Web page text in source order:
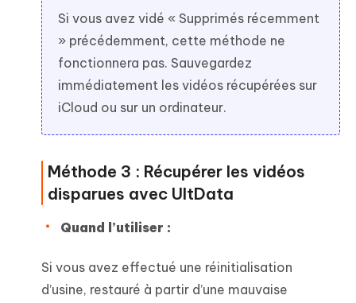
Si vous avez vidé « Supprimés récemment
» précédemment, cette méthode ne
fonctionnera pas. Sauvegardez
immédiatement les vidéos récupérées sur
iCloud ou sur un ordinateur.
Méthode 3 : Récupérer les vidéos
disparues avec UltData
Quand l’utiliser :
Si vous avez effectué une réinitialisation
d’usine, restauré à partir d’une mauvaise